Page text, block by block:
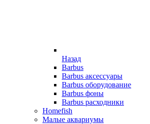
Назад
Barbus
Barbus аксессуары
Barbus оборудование
Barbus фоны
Barbus расходники
Homefish
Малые аквариумы